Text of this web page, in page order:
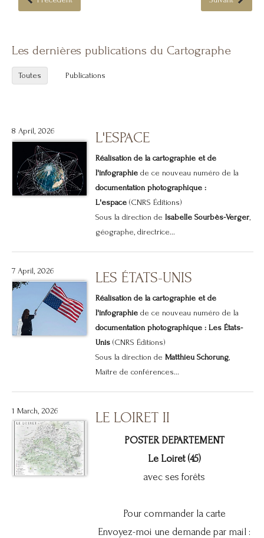
Les dernières publications du Cartographe
Toutes Publications
8 April, 2026 L'ESPACE
Réalisation de la cartographie et de
l'infographiede ce nouveau numéro de la
documentation photographique :
L'espace(CNRS Éditions)
Sous la direction de Isabelle Sourbès-Verger,
géographe, directrice...
7 April, 2026 LES ÉTATS-UNIS
Réalisation de la cartographie et de
l'infographiede ce nouveau numéro de la
documentation photographique : Les États-
Unis(CNRS Éditions)
Sous la direction de Matthieu Schorung,
Maître de conférences...
1 March, 2026 LE LOIRET II
POSTER DEPARTEMENT
Le Loiret (45)
avec ses forêts
Pour commander la carte
Envoyez-moi une demande par mail :